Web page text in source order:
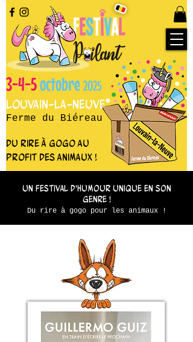
Louvain-la-Neuve
Ferme du Biéreau
du rire à gogo au
profit des animaux !
3-4-5octobre2025
Un festival d'humour unique en son
genre !
Du rire à gogo pour les animaux !